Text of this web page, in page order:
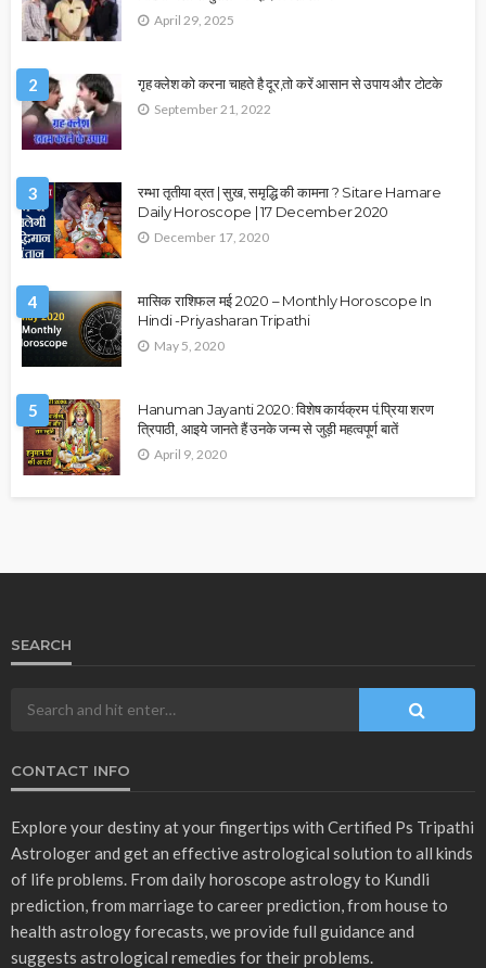
April 29, 2025
2 गृह क्लेश को करना चाहते है दूर,तो करें आसान से उपाय और टोटके
September 21, 2022
3
रम्भा तृतीया व्रत | सुख, समृद्धि की कामना ? Sitare Hamare
Daily Horoscope | 17 December 2020
December 17, 2020
4
मासिक राशिफल मई 2020 – Monthly Horoscope In
Hindi -Priyasharan Tripathi
May 5, 2020
5
Hanuman Jayanti 2020: विशेष कार्यक्रम पं.प्रिया शरण
त्रिपाठी, आइये जानते हैं उनके जन्म से जुड़ी महत्वपूर्ण बातें
April 9, 2020
SEARCH
CONTACT INFO
Explore your destiny at your fingertips with Certified Ps Tripathi
Astrologer and get an effective astrological solution to all kinds
of life problems. From daily horoscope astrology to Kundli
prediction, from marriage to career prediction, from house to
health astrology forecasts, we provide full guidance and
suggests astrological remedies for their problems.